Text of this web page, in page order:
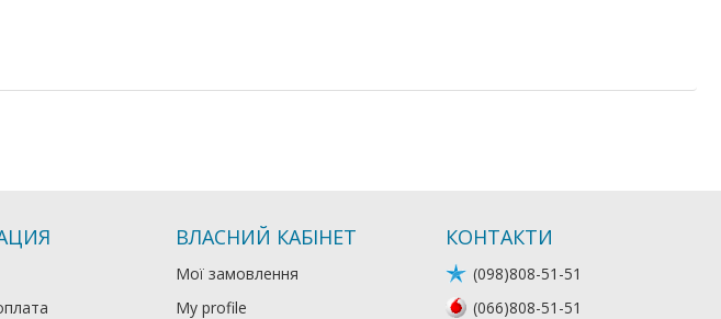
ВЛАСНИЙ КАБІНЕТ
Мої замовлення
My profile
КОНТАКТИ
(098)808-51-51
(066)808-51-51